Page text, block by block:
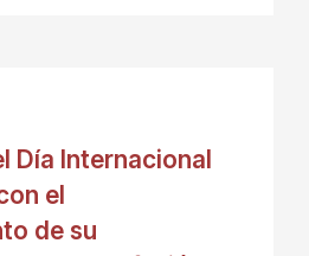
Día Internacional
el
de su